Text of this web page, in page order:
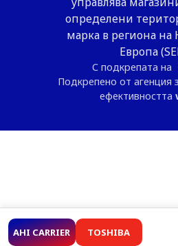
определени
марка в региона на
Европа
С подкрепата на
Подкрепено от агенция
ефективността
AHI CARRIER TOSHIBA